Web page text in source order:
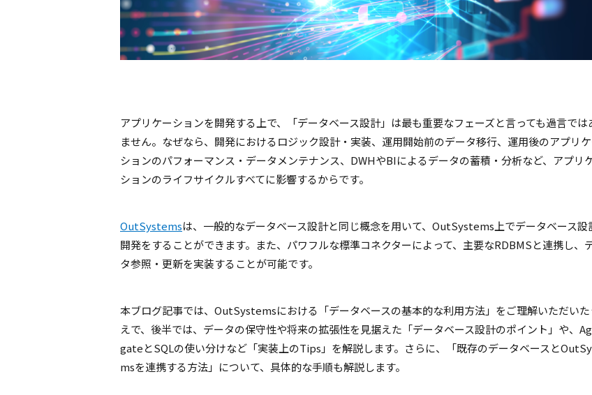
アプリケーションを開発する上で、「データベース設計」は最も重要なフェーズと言っても過言では
ません。なぜなら、開発におけるロジック設計・実装、運用開始前のデータ移行、運用後のアプリ
ションのパフォーマンス・データメンテナンス、DWHやBIによるデータの蓄積・分析など、アプリ
ションのライフサイクルすべてに影響するからです。
OutSystemsは、一般的なデータベース設計と同じ概念を用いて、OutSystems上でデータベース設
開発をすることができます。また、パワフルな標準コネクターによって、主要なRDBMSと連携し、
タ参照・更新を実装することが可能です。
本ブログ記事では、OutSystemsにおける「データベースの基本的な利用方法」をご理解いただいた
えで、後半では、データの保守性や将来の拡張性を見据えた「データベース設計のポイント」や、
gateとSQLの使い分けなど「実装上のTips」を解説します。さらに、「既存のデータベースと
msを連携する方法」について、具体的な手順も解説します。